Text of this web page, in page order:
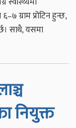
ग्राम प्रोटिन हुन्छ,
साथै, यसमा
नियुक्त